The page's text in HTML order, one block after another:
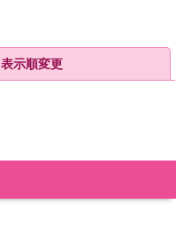
表示順変更